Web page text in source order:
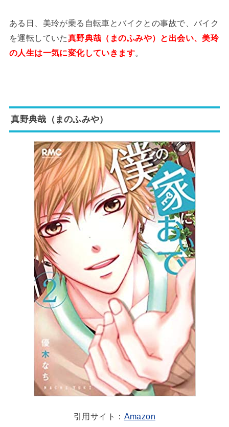
ある日、美玲が乗る自転車とバイクとの事故で、バイク
を運転していた真野典哉（まのふみや）と出会い、美玲
の人生は一気に変化していきます。
真野典哉（まのふみや）
引用サイト： Amazon